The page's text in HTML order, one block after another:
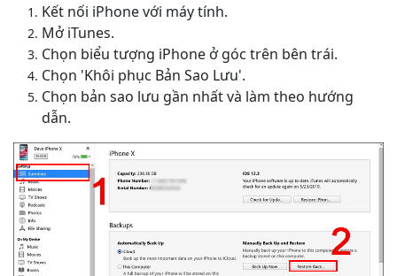
Kết nối iPhone với máy tính.
Mở iTunes.
Chọn biểu tượng iPhone ở góc trên bên trái.
Chọn 'Khôi phục Bản Sao Lưu'.
Chọn bản sao lưu gần nhất và làm theo hướng
dẫn.